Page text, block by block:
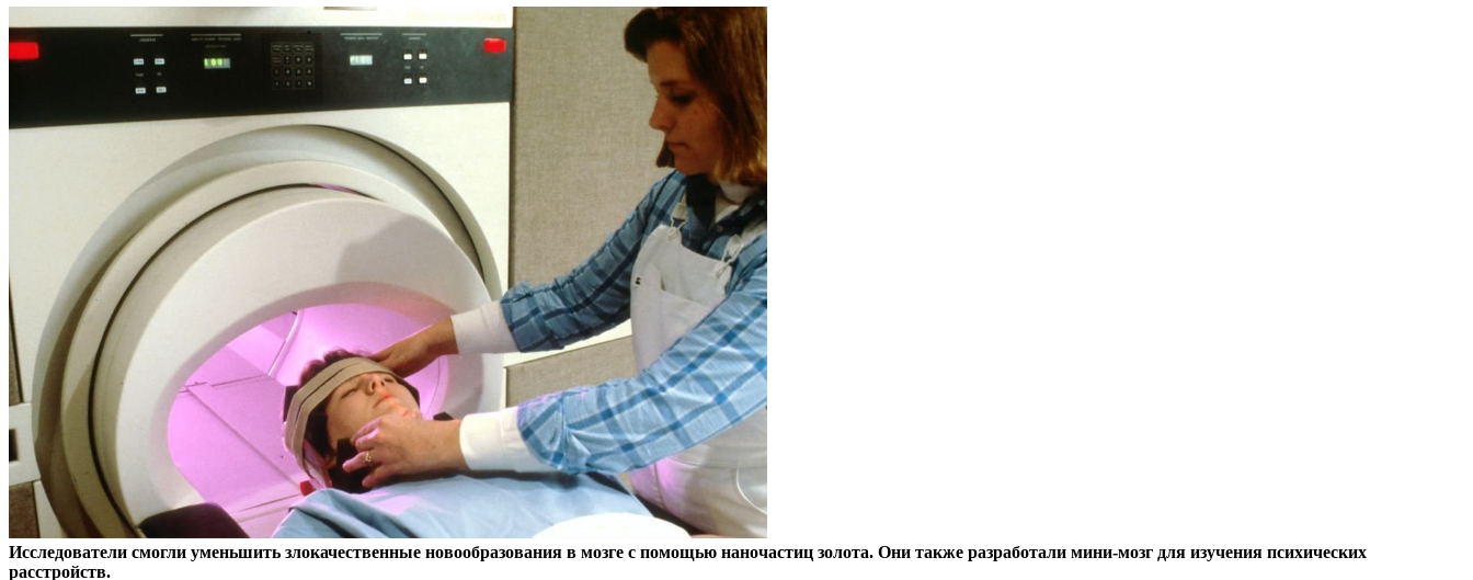
Исследователи смогли уменьшить злокачественные новообразования в мозге с помощью наночастиц золота. Они также разработали мини-мозг для изучения психических
расстройств.